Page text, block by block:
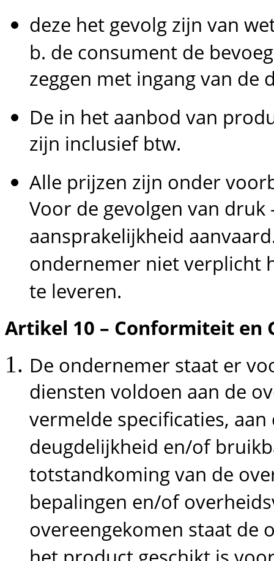
deze het gevolg zijn van
b. de consument de
zeggen met ingang van de
De in het aanbod van
zijn inclusief btw.
Alle prijzen zijn onder
Voor de gevolgen van
aansprakelijkheid
ondernemer niet verplicht
te leveren.
Artikel 10 – Conformiteit en
De ondernemer staat er
diensten voldoen aan de
vermelde specificaties,
deugdelijkheid en/of
totstandkoming van de
bepalingen en/of
overeengekomen staat de